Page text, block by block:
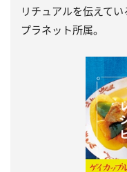
リチュアルを伝えて
プラネット所属。